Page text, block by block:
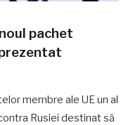
pachet
membre ale UE un al
Rusiei destinat să